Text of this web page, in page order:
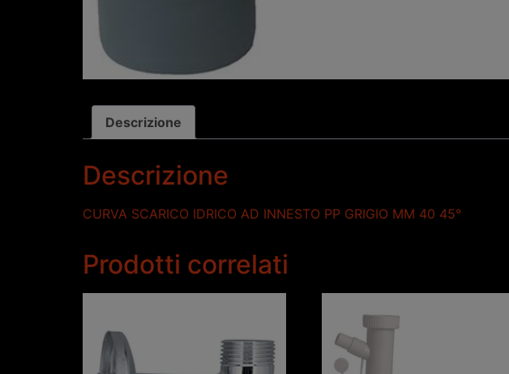
Descrizione
Descrizione
CURVA SCARICO IDRICO AD INNESTO PP GRIGIO MM 40 45°
Prodotti correlati